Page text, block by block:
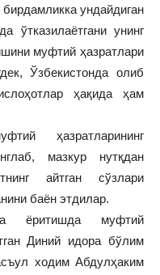
ундайдиган
ўтказилаётгани унинг
муфтий ҳазратлари
Ўзбекистонда олиб
ҳақида ҳам
ҳазратларининг
мазкур нутқдан
айтган сўзлари
баён этдилар.
ёритишда муфтий
Диний идора бўлим
ходим Абдулҳаким